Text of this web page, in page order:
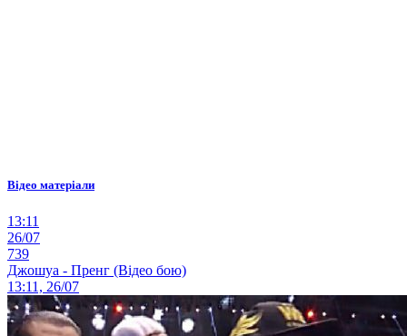
Відео матеріали
13:11
26/07
739
Джошуа - Пренг (Відео бою)
13:11, 26/07